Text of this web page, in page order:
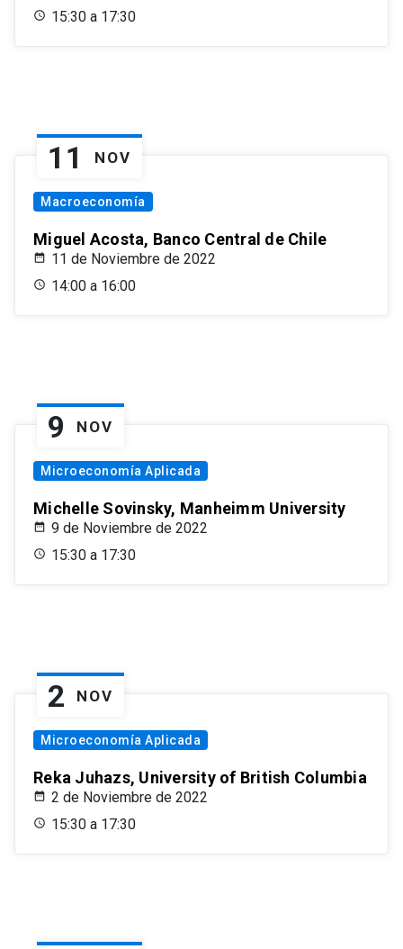
15:30 a 17:30
11 NOV
Macroeconomía
Miguel Acosta, Banco Central de Chile
11 de Noviembre de 2022
14:00 a 16:00
9 NOV
Microeconomía Aplicada
Michelle Sovinsky, Manheimm University
9 de Noviembre de 2022
15:30 a 17:30
2 NOV
Microeconomía Aplicada
Reka Juhazs, University of British Columbia
2 de Noviembre de 2022
15:30 a 17:30